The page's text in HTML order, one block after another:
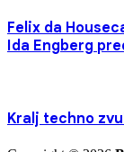
Felix da
Ida Engberg
Kralj techno